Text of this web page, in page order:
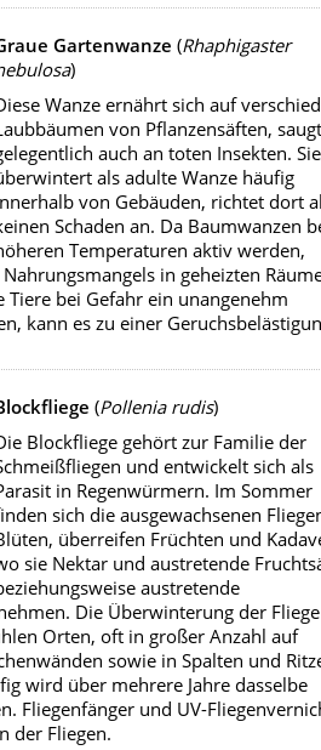
Gartenwanze (Rhaphigaster
)
Wanze ernährt sich auf
von Pflanzensäften,
auch an toten Insekten. Sie
als adulte Wanze häufig
von Gebäuden, richtet dort
Schaden an. Da Baumwanzen
Temperaturen aktiv werden,
in geheizten
bei Gefahr ein unangenehm
kann es zu einer
(Pollenia rudis)
Blockfliege gehört zur Familie der
und entwickelt sich als
in Regenwürmern. Im Sommer
sich die ausgewachsenen
überreifen Früchten und
sie Nektar und austretende
austretende
Die Überwinterung der
Orten, oft in großer Anzahl auf
sowie in Spalten und
wird über mehrere Jahre dasselbe
Fliegenfänger und UV-
der Fliegen.